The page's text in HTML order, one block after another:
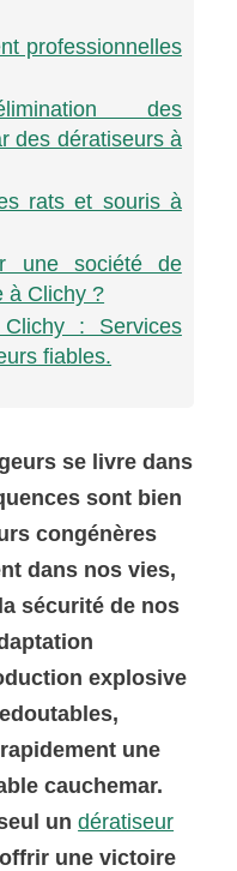
professionnelles
des
des dératiseurs à
rats et souris à
une société de
à Clichy ?
: Services
fiables.
se livre dans
sont bien
congénères
dans nos vies,
sécurité de nos
explosive
une
cauchemar.
undératiseur
une victoire